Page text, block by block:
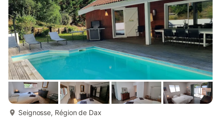
une suite parentale- Grande pièce de vie avec cheminée et
cuisine ...
Seignosse, Région de Dax